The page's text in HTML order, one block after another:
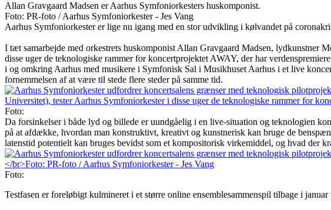
Allan Gravgaard Madsen er Aarhus Symfoniorkesters huskomponist.
Foto: PR-foto / Aarhus Symfoniorkester - Jes Vang
Aarhus Symfoniorkester er lige nu igang med en stor udvikling i kølvandet på
I tæt samarbejde med orkestrets huskomponist Allan Gravgaard Madsen,
disse uger de teknologiske rammer for koncertprojektet AWAY, der har
i og omkring Aarhus med musikere i Symfonisk Sal i Musikhuset Aarhus i et live
fornemmelsen af at være til stede flere steder på samme tid.
Foto:
Da forsinkelser i både lyd og billede er uundgåelig i en live-situation og teknologien
på at afdække, hvordan man konstruktivt, kreativt og kunstnerisk kan bruge de
latenstid potentielt kan bruges bevidst som et kompositorisk virkemiddel, og hvad der
Foto:
Testfasen er foreløbigt kulmineret i et større online ensemblesammenspil tilbage i